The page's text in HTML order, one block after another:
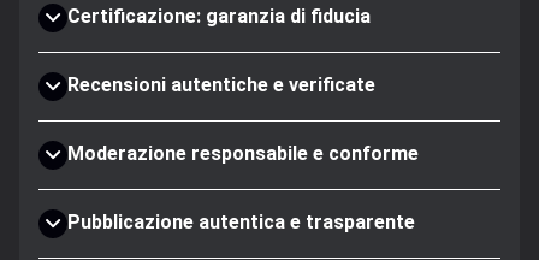
Certificazione: garanzia di fiducia
Recensioni autentiche e verificate
Moderazione responsabile e conforme
Pubblicazione autentica e trasparente